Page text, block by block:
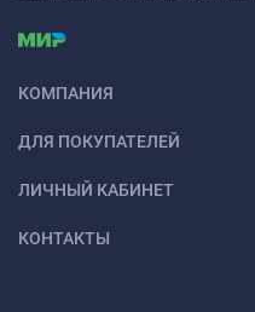
КОМПАНИЯ
ДЛЯ ПОКУПАТЕЛЕЙ
ЛИЧНЫЙ КАБИНЕТ
КОНТАКТЫ